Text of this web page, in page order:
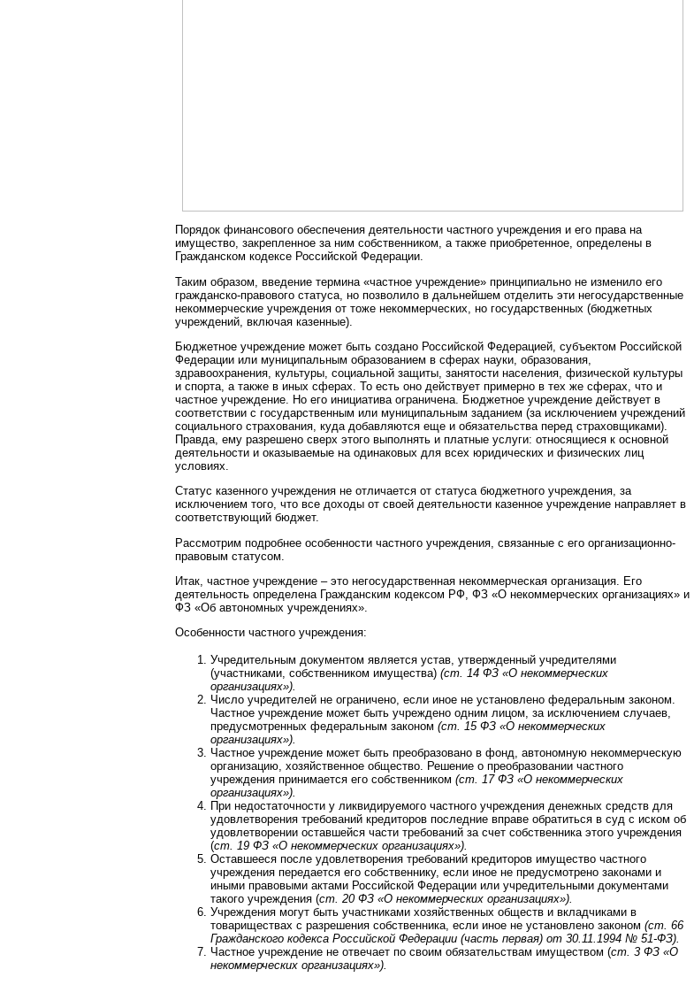
Порядок финансового обеспечения деятельности частного учреждения и его права на
имущество, закрепленное за ним собственником, а также приобретенное, определены в
Гражданском кодексе Российской Федерации.
Таким образом, введение термина «частное учреждение» принципиально не изменило его
гражданско-правового статуса, но позволило в дальнейшем отделить эти негосударственные
некоммерческие учреждения от тоже некоммерческих, но государственных (бюджетных
учреждений, включая казенные).
Бюджетное учреждение может быть создано Российской Федерацией, субъектом Российской
Федерации или муниципальным образованием в сферах науки, образования,
здравоохранения, культуры, социальной защиты, занятости населения, физической культуры
и спорта, а также в иных сферах. То есть оно действует примерно в тех же сферах, что и
частное учреждение. Но его инициатива ограничена. Бюджетное учреждение действует в
соответствии с государственным или муниципальным заданием (за исключением учреждений
социального страхования, куда добавляются еще и обязательства перед страховщиками).
Правда, ему разрешено сверх этого выполнять и платные услуги: относящиеся к основной
деятельности и оказываемые на одинаковых для всех юридических и физических лиц
условиях.
Статус казенного учреждения не отличается от статуса бюджетного учреждения, за
исключением того, что все доходы от своей деятельности казенное учреждение направляет в
соответствующий бюджет.
Рассмотрим подробнее особенности частного учреждения, связанные с его организационно-
правовым статусом.
Итак, частное учреждение – это негосударственная некоммерческая организация. Его
деятельность определена Гражданским кодексом РФ, ФЗ «О некоммерческих организациях» и
ФЗ «Об автономных учреждениях».
Особенности частного учреждения:
Учредительным документом является устав, утвержденный учредителями
(участниками, собственником имущества) (ст. 14 ФЗ «О некоммерческих
организациях»).
Число учредителей не ограничено, если иное не установлено федеральным законом.
Частное учреждение может быть учреждено одним лицом, за исключением случаев,
предусмотренных федеральным законом (ст. 15 ФЗ «О некоммерческих
организациях»).
Частное учреждение может быть преобразовано в фонд, автономную некоммерческую
организацию, хозяйственное общество. Решение о преобразовании частного
учреждения принимается его собственником (ст. 17 ФЗ «О некоммерческих
организациях»).
При недостаточности у ликвидируемого частного учреждения денежных средств для
удовлетворения требований кредиторов последние вправе обратиться в суд с иском об
удовлетворении оставшейся части требований за счет собственника этого учреждения
(ст. 19 ФЗ «О некоммерческих организациях»).
Оставшееся после удовлетворения требований кредиторов имущество частного
учреждения передается его собственнику, если иное не предусмотрено законами и
иными правовыми актами Российской Федерации или учредительными документами
такого учреждения (ст. 20 ФЗ «О некоммерческих организациях»).
Учреждения могут быть участниками хозяйственных обществ и вкладчиками в
товариществах с разрешения собственника, если иное не установлено законом (ст. 66
Гражданского кодекса Российской Федерации (часть первая) от 30.11.1994 № 51-ФЗ).
Частное учреждение не отвечает по своим обязательствам имуществом (ст. 3 ФЗ «О
некоммерческих организациях»).